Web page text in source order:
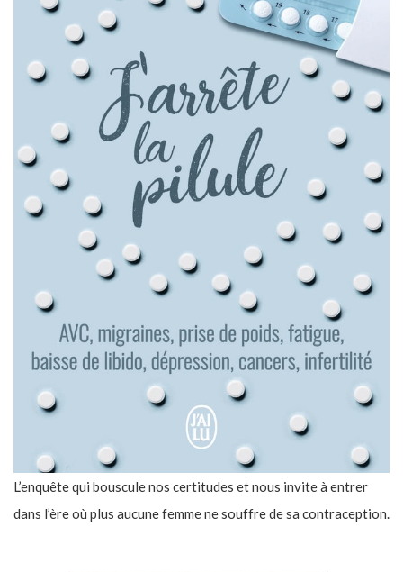
L’enquête qui bouscule nos certitudes et nous invite à entrer
dans l’ère où plus aucune femme ne souffre de sa contraception.